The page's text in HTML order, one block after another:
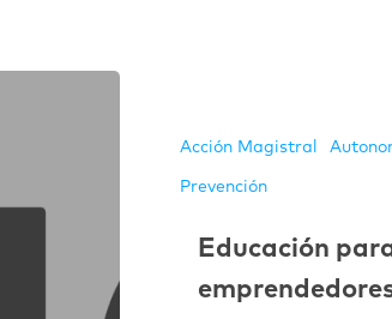
Acción Magistral
Prevención
Educación